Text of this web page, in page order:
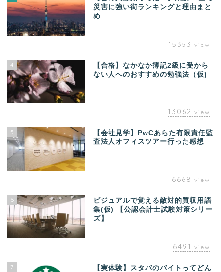
災害に強い街ランキングと理由まと
め
15353 view
4
【合格】なかなか簿記2級に受から
ない人へのおすすめの勉強法（仮)
13062 view
5
【会社見学】PwCあらた有限責任監
査法人オフィスツアー行った感想
6668 view
6
ビジュアルで覚える敵対的買収用語
集(仮) 【公認会計士試験対策シリー
ズ】
6491 view
7
【実体験】スタバのバイトってどん